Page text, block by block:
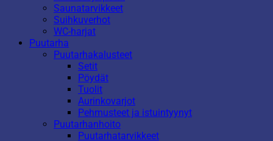
Saunatarvikkeet
Suihkuverhot
WC-harjat
Puutarha
Puutarhakalusteet
Setit
Pöydät
Tuolit
Aurinkovarjot
Pehmusteet ja istuintyynyt
Puutarhanhoito
Puutarhatarvikkeet